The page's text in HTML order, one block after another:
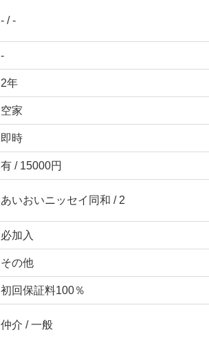
- / -
-
2年
空家
即時
有 / 15000円
あいおいニッセイ同和 / 2
必加入
その他
初回保証料100％
仲介 / 一般